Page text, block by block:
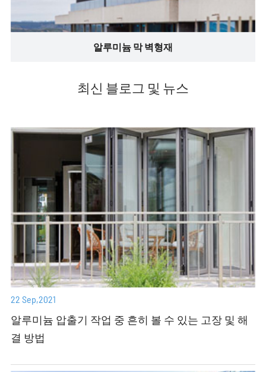
알루미늄 막 벽형재
최신 블로그 및 뉴스
22 Sep,2021
알루미늄 압출기 작업 중 흔히 볼 수 있는 고장 및 해
결 방법